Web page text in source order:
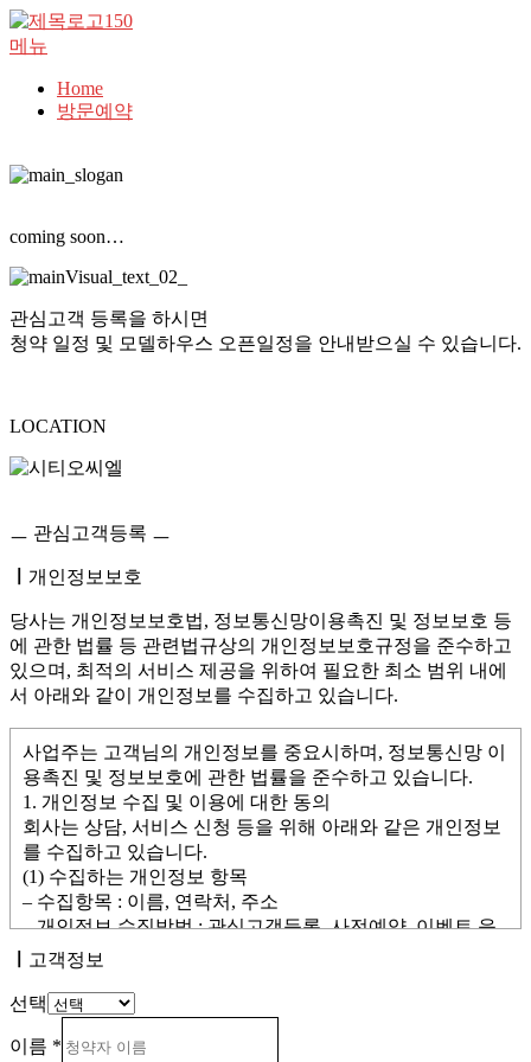
메뉴
Home
방문예약
coming soon…
관심고객 등록을 하시면
청약 일정 및 모델하우스 오픈일정을 안내받으실 수 있습니다.
LOCATION
ㅡ 관심고객등록 ㅡ
개인정보보호
당사는 개인정보보호법, 정보통신망이용촉진 및 정보보호 등
에 관한 법률 등 관련법규상의 개인정보보호규정을 준수하고
있으며, 최적의 서비스 제공을 위하여 필요한 최소 범위 내에
서 아래와 같이 개인정보를 수집하고 있습니다.
사업주는 고객님의 개인정보를 중요시하며, 정보통신망 이
용촉진 및 정보보호에 관한 법률을 준수하고 있습니다.
1. 개인정보 수집 및 이용에 대한 동의
회사는 상담, 서비스 신청 등을 위해 아래와 같은 개인정보
를 수집하고 있습니다.
(1) 수집하는 개인정보 항목
– 수집항목 : 이름, 연락처, 주소
– 개인정보 수집방법 : 관심고객등록, 사전예약, 이벤트 응
모 등
(2) 개인정보의 수집 및 이용 목적
회사는 수집한 개인정보를 다음의 목적으로 이용합니다.
– 회사가 분양하는 사업지에 대한 온/오프라인 분양 마케팅
고객정보
선택
이름 *